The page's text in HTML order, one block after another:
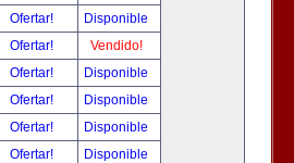
Ofertar!
Disponible
Ofertar!
Vendido!
Ofertar!
Disponible
Ofertar!
Disponible
Ofertar!
Disponible
Ofertar!
Disponible